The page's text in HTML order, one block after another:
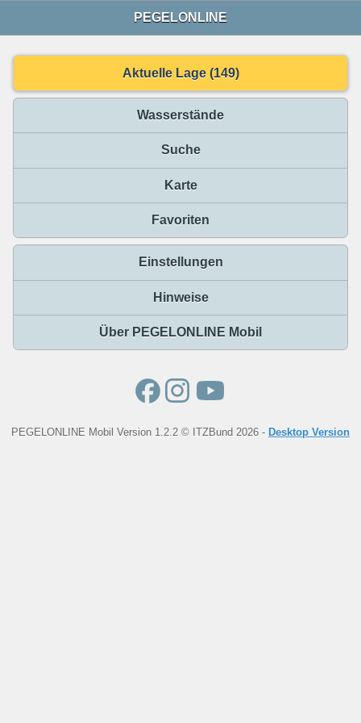
PEGELONLINE
Aktuelle Lage (149)
Wasserstände
Suche
Karte
Favoriten
Einstellungen
Hinweise
Über PEGELONLINE Mobil
PEGELONLINE Mobil Version 1.2.2 © ITZBund 2026 - Desktop Version